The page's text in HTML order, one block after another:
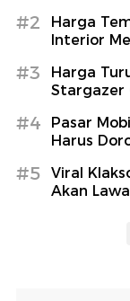
#2
Harga
Interior
#3
Harga
Stargazer
#4
Pasar
Harus
#5
Viral
Akan